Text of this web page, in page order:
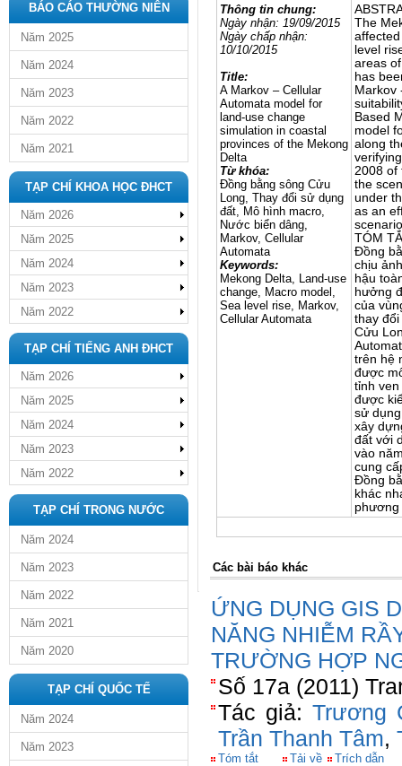
BÁO CÁO THƯỜNG NIÊN
Năm 2025
Năm 2024
Năm 2023
Năm 2022
Năm 2021
TẠP CHÍ KHOA HỌC ĐHCT
Năm 2026
Năm 2025
Năm 2024
Năm 2023
Năm 2022
TẠP CHÍ TIẾNG ANH ĐHCT
Năm 2026
Năm 2025
Năm 2024
Năm 2023
Năm 2022
TẠP CHÍ TRONG NƯỚC
Năm 2024
Năm 2023
Năm 2022
Năm 2021
Năm 2020
TẠP CHÍ QUỐC TẾ
Năm 2024
Năm 2023
Thông tin chung:
Ngày nhận: 19/09/2015
Ngày chấp nhận:
10/10/2015
Title:
A Markov – Cellular
Automata model for
land-use change
simulation in coastal
provinces of the Mekong
Delta
Từ khóa:
Đồng bằng sông Cửu
Long, Thay đổi sử dụng
đất, Mô hình macro,
Nước biển dâng,
Markov, Cellular
Automata
Keywords:
Mekong Delta, Land-use
change, Macro model,
Sea level rise, Markov,
Cellular Automata
The
level
areas
has
Markov
Based
model
along
2008 of
the
under
as an
TÓM
Đồng
chịu
hậu
hưởng
của
thay
Cửu
trên hệ
được
tỉnh
được
sử
xây
đất với
vào
cung
Đồng
khác
phương
Các bài báo khác
ỨNG DỤNG GIS
NĂNG NHIỄM
TRƯỜNG HỢP
Số 17a (2011)
Tác giả: Trương
Trần Thanh Tâm,
Tóm tắt Tải về Trích dẫn